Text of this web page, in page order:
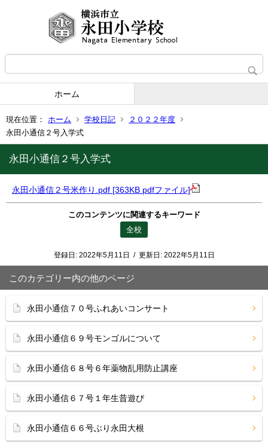
ホーム
現在位置： ホーム 学校日記
２０２２年度
永田小通信２号入学式
永田小通信２号入学式
永田小通信２号米作り.pdf [363KB pdfファイル]
このコンテンツに関連するキーワード
全校
登録日: 2022年5月11日 / 更新日: 2022年5月11日
このカテゴリー内の他のページ
永田小通信７０号ふれあいコンサート
永田小通信６９号モンゴルについて
永田小通信６８号６年薬物乱用防止講座
永田小通信６７号１年生昔遊び
永田小通信６６号ぶり永田大根